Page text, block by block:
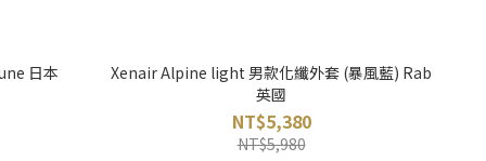
日本
Xenair Alpine light 男款化纖外套 (暴風藍) Rab
英國
NT$5,380
NT$5,980